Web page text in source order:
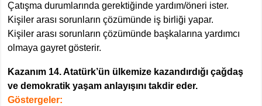
Çatışma durumlarında gerektiğinde yardım/öneri ister.
Kişiler arası sorunların çözümünde iş birliği yapar.
Kişiler arası sorunların çözümünde başkalarına yardımcı
olmaya gayret gösterir.
Kazanım 14. Atatürk’ün ülkemize kazandırdığı çağdaş
ve demokratik yaşam anlayışını takdir eder.
Göstergeler: